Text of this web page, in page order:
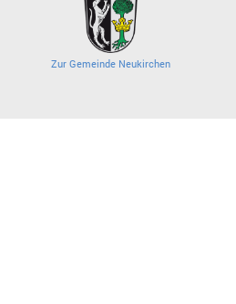
Zur Gemeinde Neukirchen